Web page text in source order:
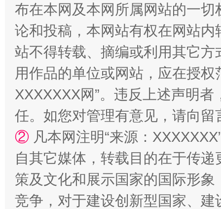
“刷贴”乱象丛生
生
揭批美国五大"原罪" "炒
布在本网及本网所属网站的一
论和投稿，本网站有权在网站
站不得转载、摘编或利用其它
用作品的单位或网站，应在授
XXXXXXX网”。违反上述声明
任。如您对管理有意见，请向
② 凡本网注明“来源：
自其它媒体，转载目的在于传
策及文化和展示国家的国际形
竞争，对于建设创新型国家、